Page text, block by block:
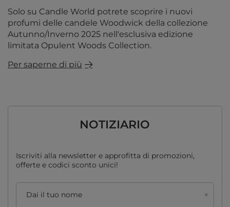
Solo su Candle World potrete scoprire i nuovi
profumi delle candele Woodwick della collezione
Autunno/Inverno 2025 nell'esclusiva edizione
limitata Opulent Woods Collection.
Per saperne di più
NOTIZIARIO
Iscriviti alla newsletter e approfitta di promozioni,
offerte e codici sconto unici!
Dai il tuo nome